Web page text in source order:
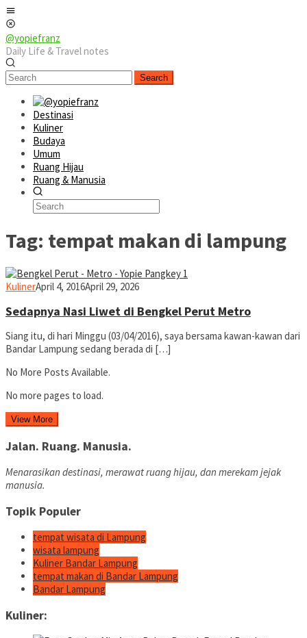
Skip
to
content
@yopiefranz
Daily Life & Travel notes
Search
Destinasi
Kuliner
Budaya
Umum
Ruang Hijau
Ruang & Manusia
Tag: tempat makan di lampung
Kulineryopiefranz
April 4, 2016April 29, 2026
Sedapnya Nasi Liwet di Bengkel Perut Metro
Siang itu, di hari Minggu (03/04/2016), saya bersama kawan-kawan dari
Bandar Lampung sedang berada di […]
No More Posts Available.
No more pages to load.
View More
Jalan. Ruang. Manusia.
Menarasikan destinasi, merawat ruang hijau, dan merekam jejak
manusia.
Topik Populer
tempat wisata di Lampung
wisata lampung
Kuliner Bandar Lampung
tempat makan di Bandar Lampung
Bandar Lampung
Kuliner: